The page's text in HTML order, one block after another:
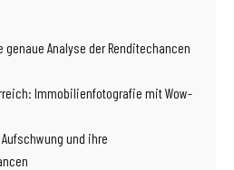
Analyse der Renditechancen
Immobilienfotografie mit Wow-
und ihre